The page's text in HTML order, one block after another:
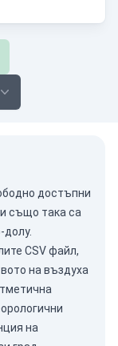
достъпни
и също така са
долу.
CSV файл,
на въздуха
на